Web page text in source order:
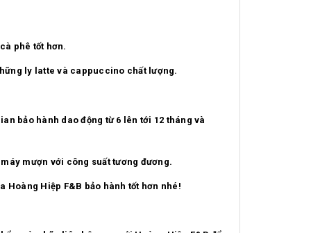
phê tốt hơn.
ly latte và cappuccino chất lượng.
bảo hành dao động từ 6 lên tới 12 tháng và
mượn với công suất tương đương.
Hoàng Hiệp F&B bảo hành tốt hơn nhé!